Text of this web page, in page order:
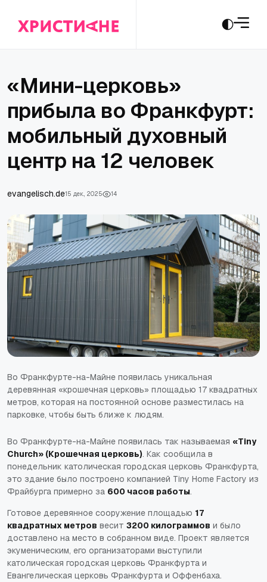
«Мини-церковь»
прибыла во Франкфурт:
мобильный духовный
центр на 12 человек
evangelisch.de15 дек., 2025 14
Во Франкфурте-на-Майне появилась уникальная
деревянная «крошечная церковь» площадью 17 квадратных
метров, которая на постоянной основе разместилась на
парковке, чтобы быть ближе к людям.
Во Франкфурте-на-Майне появилась так называемая «Tiny
Church» (Крошечная церковь). Как сообщила в
понедельник католическая городская церковь Франкфурта,
это здание было построено компанией Tiny Home Factory из
Фрайбурга примерно за 600 часов работы.
Готовое деревянное сооружение площадью 17
квадратных метров весит 3200 килограммов и было
доставлено на место в собранном виде. Проект является
экуменическим, его организаторами выступили
католическая городская церковь Франкфурта и
Евангелическая церковь Франкфурта и Оффенбаха.